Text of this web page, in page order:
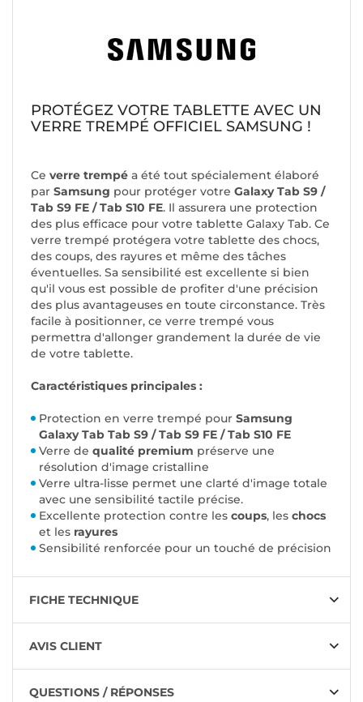
PROTÉGEZ VOTRE TABLETTE AVEC UN
VERRE TREMPÉ OFFICIEL SAMSUNG !
Ce verre trempé a été tout spécialement élaboré
par Samsung pour protéger votre Galaxy Tab S9 /
Tab S9 FE / Tab S10 FE. Il assurera une protection
des plus efficace pour votre tablette Galaxy Tab. Ce
verre trempé protégera votre tablette des chocs,
des coups, des rayures et même des tâches
éventuelles. Sa sensibilité est excellente si bien
qu'il vous est possible de profiter d'une précision
des plus avantageuses en toute circonstance. Très
facile à positionner, ce verre trempé vous
permettra d'allonger grandement la durée de vie
de votre tablette.
Caractéristiques principales :
Protection en verre trempé pour Samsung
Galaxy Tab Tab S9 / Tab S9 FE / Tab S10 FE
Verre de qualité premium préserve une
résolution d'image cristalline
Verre ultra-lisse permet une clarté d'image totale
avec une sensibilité tactile précise.
Excellente protection contre les coups, les chocs
et les rayures
Sensibilité renforcée pour un touché de précision
FICHE TECHNIQUE
AVIS CLIENT
QUESTIONS / RÉPONSES